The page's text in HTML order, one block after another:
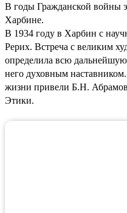
В годы Гражданской войны
Харбине.
В 1934 году в Харбин с
Рерих. Встреча с великим
определила всю
него духовным
жизни привели Б.Н.
Этики.